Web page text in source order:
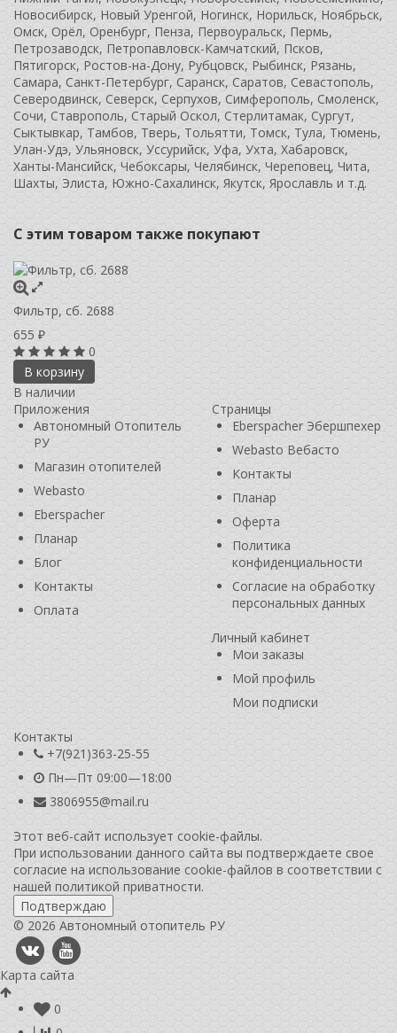
Новосибирск, Новый Уренгой, Ногинск, Норильск, Ноябрьск,
Омск, Орёл, Оренбург, Пенза, Первоуральск, Пермь,
Петрозаводск, Петропавловск-Камчатский, Псков,
Пятигорск, Ростов-на-Дону, Рубцовск, Рыбинск, Рязань,
Самара, Санкт-Петербург, Саранск, Саратов, Севастополь,
Северодвинск, Северск, Серпухов, Симферополь, Смоленск,
Сочи, Ставрополь, Старый Оскол, Стерлитамак, Сургут,
Сыктывкар, Тамбов, Тверь, Тольятти, Томск, Тула, Тюмень,
Улан-Удэ, Ульяновск, Уссурийск, Уфа, Ухта, Хабаровск,
Ханты-Мансийск, Чебоксары, Челябинск, Череповец, Чита,
Шахты, Элиста, Южно-Сахалинск, Якутск, Ярославль и т.д.
С этим товаром также покупают
Фильтр, сб. 2688
655 ₽
0
В корзину
В наличии
Приложения
Автономный Отопитель
РУ
Магазин отопителей
Webasto
Eberspacher
Планар
Блог
Контакты
Оплата
Страницы
Eberspacher Эбершпехер
Webasto Вебасто
Контакты
Планар
Оферта
Политика
конфиденциальности
Согласие на обработку
персональных данных
Личный кабинет
Мои заказы
Мой профиль
Мои подписки
Контакты
+7(921)363-25-55
Пн—Пт 09:00—18:00
3806955@mail.ru
Этот веб-сайт использует cookie-файлы.
При использовании данного сайта вы подтверждаете свое
согласие на использование cookie-файлов в соответствии с
нашей политикой приватности.
Подтверждаю
© 2026 Автономный отопитель РУ
Карта сайта
0